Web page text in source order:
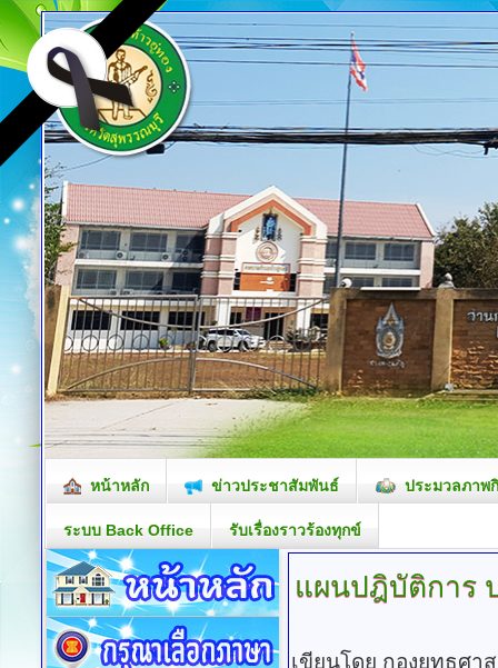
หน้าหลัก ข่าวประชาสัมพันธ์ ประมวลภาพ
ระบบ Back Office รับเรื่องราวร้องทุกข์
แผนปฎิบัติการ
เขียนโดย กองยุทธศา